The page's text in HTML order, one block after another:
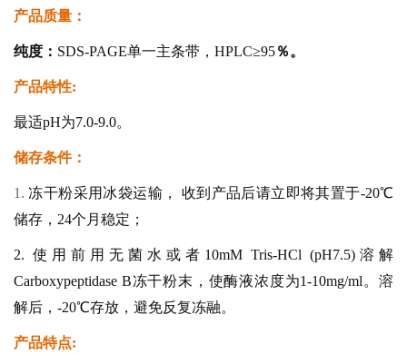
产品质量：
纯度： SDS-PAGE单一主条带，HPLC≥95％。
产品特性:
最适pH为7.0-9.0。
储存条件：
1.冻干粉采用冰袋运输， 收到产品后请立即将其置于-20℃
储存，24个月稳定；
2. 使用前用无菌水或者10mM Tris-HCl (pH7.5)溶解
Carboxypeptidase B冻干粉末，使酶液浓度为1-10mg/ml。溶
解后，-20℃存放，避免反复冻融。
产品特点: